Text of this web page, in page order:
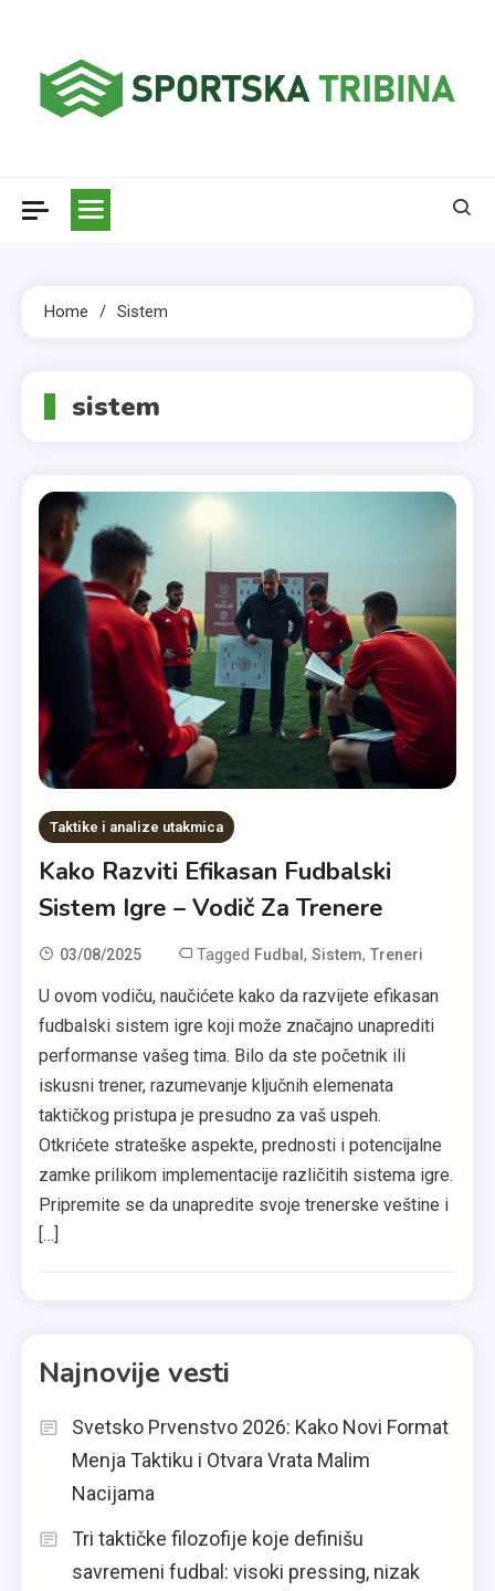
content
Home Sistem
sistem
Taktike i analize utakmica
Kako Razviti Efikasan Fudbalski
Sistem Igre – Vodič Za Trenere
03/08/2025 Tagged Fudbal,Sistem,Treneri
U ovom vodiču, naučićete kako da razvijete efikasan
fudbalski sistem igre koji može značajno unaprediti
performanse vašeg tima. Bilo da ste početnik ili
iskusni trener, razumevanje ključnih elemenata
taktičkog pristupa je presudno za vaš uspeh.
Otkrićete strateške aspekte, prednosti i potencijalne
zamke prilikom implementacije različitih sistema igre.
Pripremite se da unapredite svoje trenerske veštine i
[…]
Najnovije vesti
Svetsko Prvenstvo 2026: Kako Novi Format
Menja Taktiku i Otvara Vrata Malim
Nacijama
Tri taktičke filozofije koje definišu
savremeni fudbal: visoki pressing, nizak